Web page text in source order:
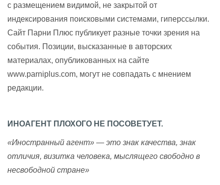
с размещением видимой, не закрытой от
индексирования поисковыми системами, гиперссылки.
Сайт Парни Плюс публикует разные точки зрения на
события. Позиции, высказанные в авторских
материалах, опубликованных на сайте
www.parniplus.com, могут не совпадать с мнением
редакции.
ИНОАГЕНТ ПЛОХОГО НЕ ПОСОВЕТУЕТ.
«Иностранный агент» — это знак качества, знак
отличия, визитка человека, мыслящего свободно в
несвободной стране»